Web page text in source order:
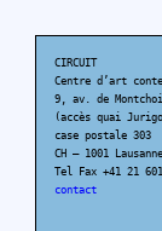
CIRCUIT
Centre d’art
9, av. de
(accès quai
case postale 303
CH – 1001 Lausanne
Tel Fax +41 21
contact